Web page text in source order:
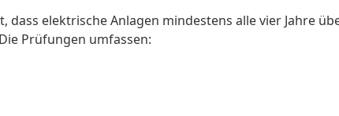
dass elektrische Anlagen mindestens alle vier Jahre
Prüfungen umfassen: